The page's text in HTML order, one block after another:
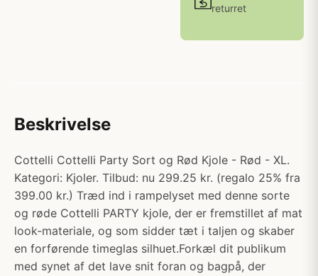
returret
Beskrivelse
Cottelli Cottelli Party Sort og Rød Kjole - Rød - XL.
Kategori: Kjoler. Tilbud: nu 299.25 kr. (regalo 25% fra
399.00 kr.) Træd ind i rampelyset med denne sorte
og røde Cottelli PARTY kjole, der er fremstillet af mat
look-materiale, og som sidder tæt i taljen og skaber
en forførende timeglas silhuet.Forkæl dit publikum
med synet af det lave snit foran og bagpå, der